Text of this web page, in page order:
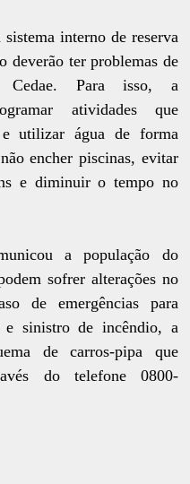
interno de reserva
deverão ter problemas de
Cedae. Para isso, a
atividades que
e utilizar água de forma
encher piscinas, evitar
e diminuir o tempo no
a população do
sofrer alterações no
de emergências para
e sinistro de incêndio, a
de carros-pipa que
do telefone 0800-